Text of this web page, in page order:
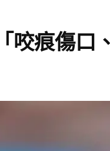
痕傷口